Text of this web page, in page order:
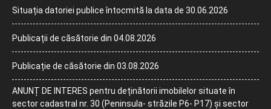
Situația datoriei publice întocmită la data de 30.06.2026
Publicații de căsătorie din 04.08.2026
Publicație de căsătorie din 03.08.2026
ANUNȚ DE INTERES pentru deținătorii imobilelor situate în
sector cadastral nr. 30 (Peninsula- străzile P6- P17) și sector